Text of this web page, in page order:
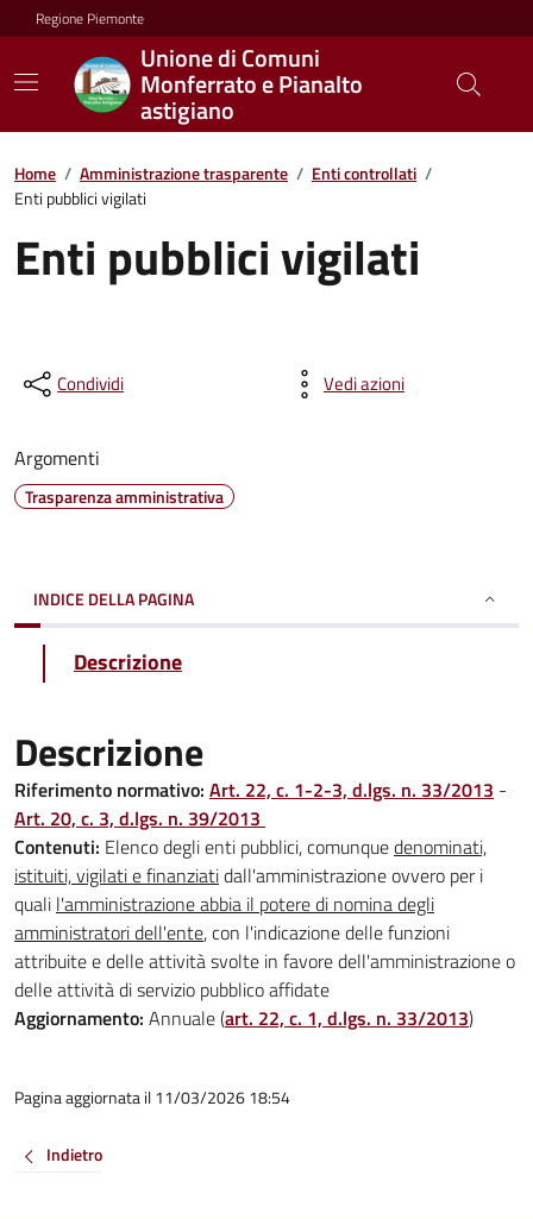
Regione Piemonte
Unione di Comuni
Monferrato e Pianalto
astigiano
Home / Amministrazione trasparente / Enti controllati /
Enti pubblici vigilati
Enti pubblici vigilati
Condividi Vedi azioni
Argomenti
Trasparenza amministrativa
INDICE DELLA PAGINA
Descrizione
Descrizione
Riferimento normativo: Art. 22, c. 1-2-3, d.lgs. n. 33/2013 -
Art. 20, c. 3, d.lgs. n. 39/2013
Contenuti: Elenco degli enti pubblici, comunquedenominati,
istituiti, vigilati e finanziatidall'amministrazione ovvero per i
quali l'amministrazione abbia il potere di nomina degli
amministratori dell'ente, con l'indicazione delle funzioni
attribuite e delle attività svolte in favore dell'amministrazione o
delle attività di servizio pubblico affidate
Aggiornamento: Annuale (art. 22, c. 1, d.lgs. n. 33/2013)
Pagina aggiornata il 11/03/2026 18:54
Indietro